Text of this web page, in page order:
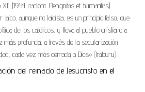
(1944, radiom. Benignitas et humanitas).
laico, aunque no laicista, es un principio falso, que
de los católicos, y lleva al pueblo cristiano a
más profunda, a través de la secularización
cada vez más cerrada a Dios» (Iraburu).
del reinado de Jesucristo en el